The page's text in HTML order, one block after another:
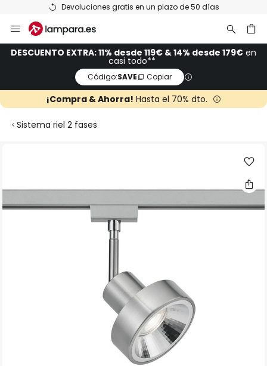
Devoluciones gratis en un plazo de 50 días
al
contenido
DESCUENTO EXTRA: 11% desde 119€ & 14% desde 179€ en
casi todo**
Código:SAVE Copiar
¡Compra & Ahorra! Hasta el 70% dto.
Sistema riel 2 fases
de
la